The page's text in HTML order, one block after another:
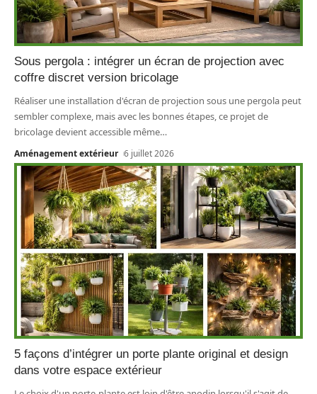
Sous pergola : intégrer un écran de projection avec
coffre discret version bricolage
Réaliser une installation d'écran de projection sous une pergola peut
sembler complexe, mais avec les bonnes étapes, ce projet de
bricolage devient accessible même…
Aménagement extérieur 6 juillet 2026
5 façons d’intégrer un porte plante original et design
dans votre espace extérieur